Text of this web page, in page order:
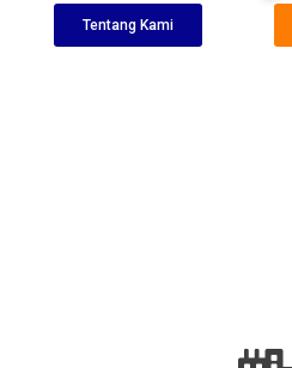
Tentang Kami